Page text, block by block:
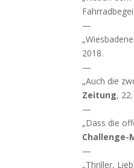
—
2018.
—
„Auch die
Zeitung,
—
„Dass die
Challenge-
—
„Thriller,